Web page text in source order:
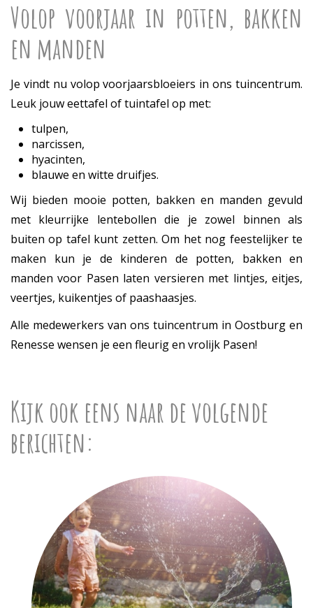
Volop voorjaar in potten, bakken
en manden
Je vindt nu volop voorjaarsbloeiers in ons tuincentrum.
Leuk jouw eettafel of tuintafel op met:
tulpen,
narcissen,
hyacinten,
blauwe en witte druifjes.
Wij bieden mooie potten, bakken en manden gevuld
met kleurrijke lentebollen die je zowel binnen als
buiten op tafel kunt zetten. Om het nog feestelijker te
maken kun je de kinderen de potten, bakken en
manden voor Pasen laten versieren met lintjes, eitjes,
veertjes, kuikentjes of paashaasjes.
Alle medewerkers van ons tuincentrum in Oostburg en
Renesse wensen je een fleurig en vrolijk Pasen!
Kijk ook eens naar de volgende
berichten: